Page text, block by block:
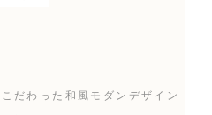
だわった和風モダンデザイン